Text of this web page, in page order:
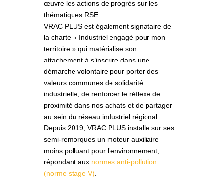
œuvre les actions de progrès sur les
thématiques RSE.
VRAC PLUS est également signataire de
la charte « Industriel engagé pour mon
territoire » qui matérialise son
attachement à s’inscrire dans une
démarche volontaire pour porter des
valeurs communes de solidarité
industrielle, de renforcer le réflexe de
proximité dans nos achats et de partager
au sein du réseau industriel régional.
Depuis 2019, VRAC PLUS installe sur ses
semi-remorques un moteur auxiliaire
moins polluant pour l’environnement,
répondant aux normes anti-pollution
(norme stage V)